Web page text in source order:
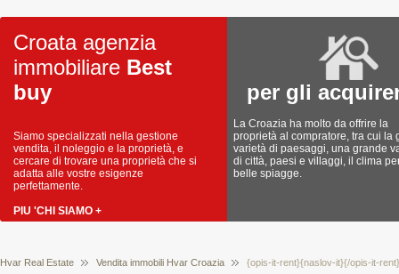
Croata agenzia
immobiliare Best
buy
Siamo specializzati nella gestione
vendita, il noleggio e la proprietà, e
cercare di trovare una proprietà che si
adatta alle vostre esigenze
perfettamente.
PIU 'CHI SIAMO +
per gli
La Croazia ha molto da offrire la
proprietà al compratore, tra cui la
varietà di paesaggi, una grande
di città, paesi e villaggi, il clima
belle spiagge.
Hvar Real Estate Vendita immobili Hvar Croazia {opis-it-rent}{naslov-it}{/opis-it-